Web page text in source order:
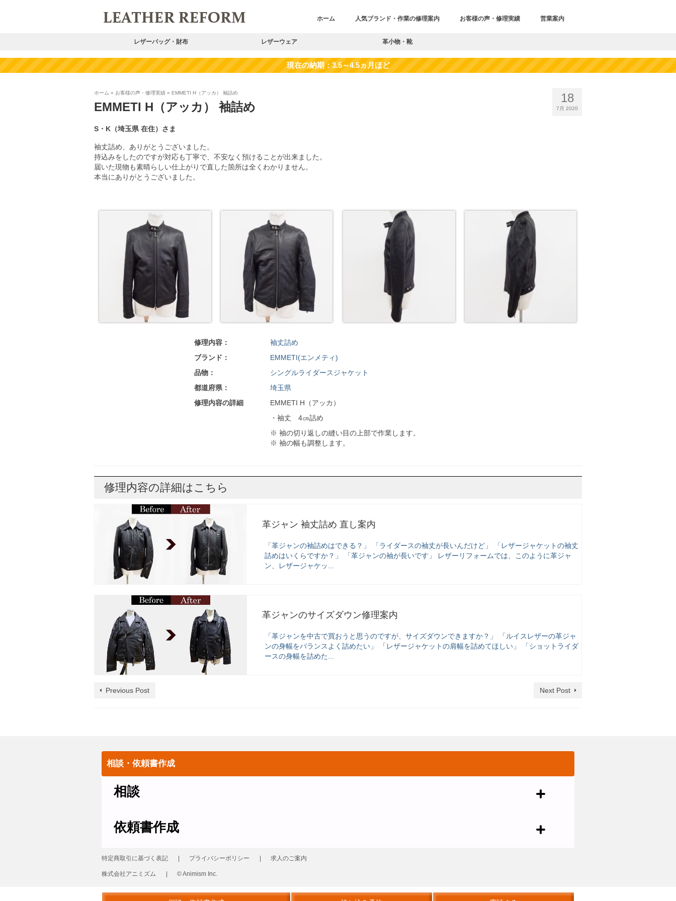
ホーム 人気ブランド・作業の修理案内 お客様の声・修理実績 営業案内
レザーバッグ・財布 レザーウェア 革小物・靴
18
7月 2020
ホーム » お客様の声・修理実績 » EMMETI H（アッカ） 袖詰め
EMMETI H（アッカ） 袖詰め
S・K（埼玉県 在住）さま
袖丈詰め、ありがとうございました。
持込みをしたのですが対応も丁寧で、不安なく預けることが出来ました。
届いた現物も素晴らしい仕上がりで直した箇所は全くわかりません。
本当にありがとうございました。
修理内容：
袖丈詰め
ブランド：
EMMETI(エンメティ)
品物：
シングルライダースジャケット
都道府県：
埼玉県
修理内容の詳細
EMMETI H（アッカ）
・袖丈 4㎝詰め
※ 袖の切り返しの縫い目の上部で作業します。
※ 袖の幅も調整します。
修理内容の詳細はこちら
革ジャン 袖丈詰め 直し案内
「革ジャンの袖詰めはできる？」 「ライダースの袖丈が長いんだけど」 「レザージャケットの袖丈
詰めはいくらですか？」 「革ジャンの袖が長いです」 レザーリフォームでは、このように革ジャ
ン、レザージャケッ...
革ジャンのサイズダウン修理案内
「革ジャンを中古で買おうと思うのですが、サイズダウンできますか？」 「ルイスレザーの革ジャ
ンの身幅をバランスよく詰めたい」 「レザージャケットの肩幅を詰めてほしい」 「ショットライダ
ースの身幅を詰めた...
Previous Post Next Post
相談・依頼書作成
相談
依頼書作成
特定商取引に基づく表記 プライバシーポリシー 求人のご案内
株式会社アニミズム © Animism Inc.